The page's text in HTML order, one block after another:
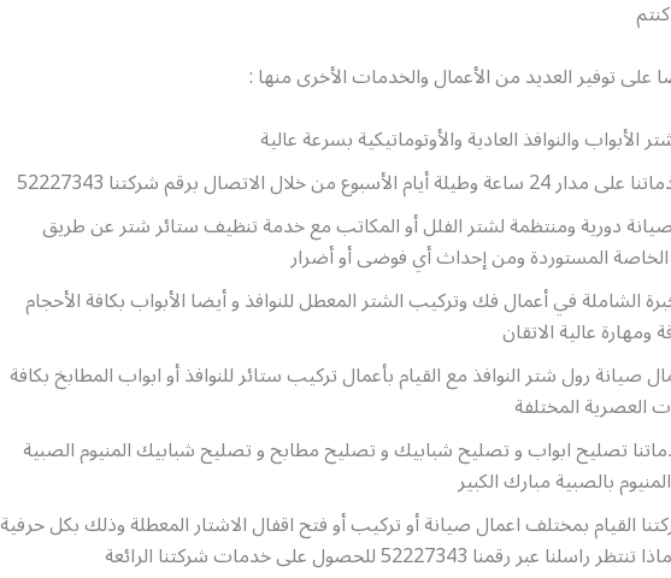
على توفير العديد من الأعمال والخدمات الأخرى منها :
الأبواب والنوافذ العادية والأوتوماتيكية بسرعة عالية
أيام الأسبوع من خلال الاتصال برقم شركتنا 52227343
دورية ومنتظمة لشتر الفلل أو المكاتب مع خدمة تنظيف ستائر شتر عن طريق
الخاصة المستوردة ومن إحداث أي فوضى أو أضرار
الشاملة في أعمال فك وتركيب الشتر المعطل للنوافذ و أيضا الأبواب بكافة الأحجام
ومهارة عالية الاتقان
صيانة رول شتر النوافذ مع القيام بأعمال تركيب ستائر للنوافذ أو ابواب المطابخ بكافة
العصرية المختلفة
تصليح ابواب و تصليح شبابيك و تصليح مطابح و تصليح شبابيك المنيوم الصبية
بالصبية مبارك الكبير
القيام بمختلف اعمال صيانة أو تركيب أو فتح اقفال الاشتار المعطلة وذلك بكل حرفية
عبر رقمنا 52227343 للحصول على خدمات شركتنا الرائعة